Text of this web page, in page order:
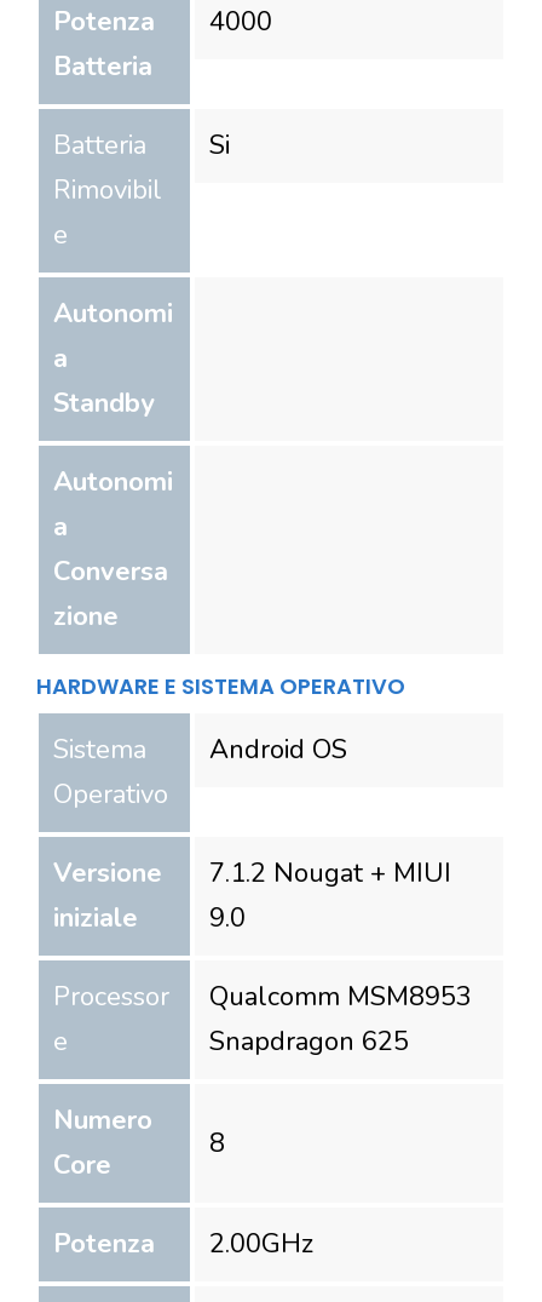
Potenza
Batteria
4000
Batteria
Rimovibil
e
Si
Autonomi
a
Standby
Autonomi
a
Conversa
zione
HARDWARE E SISTEMA OPERATIVO
Sistema
Operativo
Android OS
Versione
iniziale
7.1.2 Nougat + MIUI
9.0
Processor
e
Qualcomm MSM8953
Snapdragon 625
Numero
Core
8
Potenza 2.00GHz